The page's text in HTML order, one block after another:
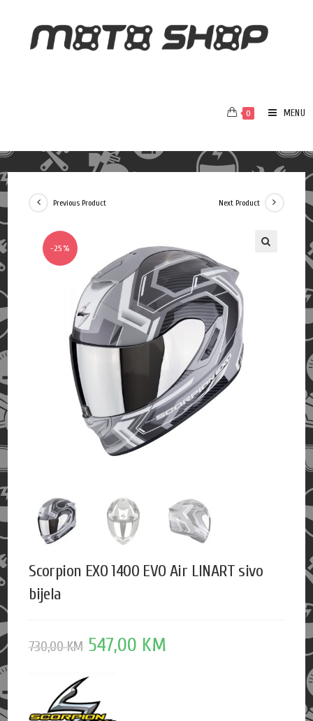
0 MENU
-25%
Previous Product Next Product
Scorpion EXO 1400 EVO Air LINART sivo
bijela
730,00KM 547,00 KM